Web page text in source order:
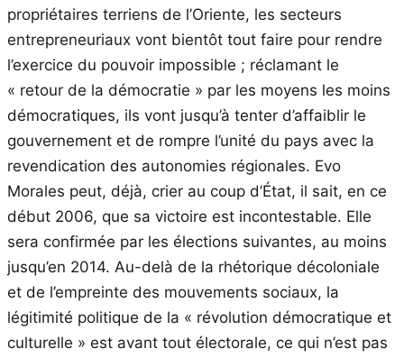
propriétaires terriens de l’Oriente, les secteurs
entrepreneuriaux vont bientôt tout faire pour rendre
l’exercice du pouvoir impossible ; réclamant le
« retour de la démocratie » par les moyens les moins
démocratiques, ils vont jusqu’à tenter d’affaiblir le
gouvernement et de rompre l’unité du pays avec la
revendication des autonomies régionales. Evo
Morales peut, déjà, crier au coup d’État, il sait, en ce
début 2006, que sa victoire est incontestable. Elle
sera confirmée par les élections suivantes, au moins
jusqu’en 2014. Au-delà de la rhétorique décoloniale
et de l’empreinte des mouvements sociaux, la
légitimité politique de la « révolution démocratique et
culturelle » est avant tout électorale, ce qui n’est pas